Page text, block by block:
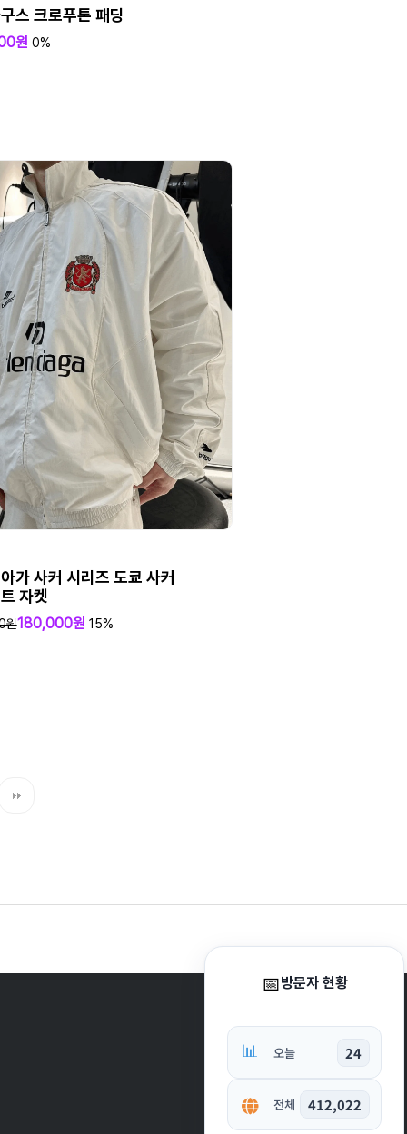
스 크로푸톤 패딩
원 0%
가 사커 시리즈 도쿄 사커
자켓
원180,000원 15%
📅방문자 현황
📊 오늘 24
전체 412,022